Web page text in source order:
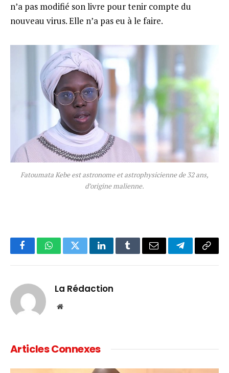
n’a pas modifié son livre pour tenir compte du
nouveau virus. Elle n’a pas eu à le faire.
Fatoumata Kebe est astronome et astrophysicienne de 32 ans,
d’origine malienne.
FacebookWhatsAppTwitterLinkedInTumblrEmail TelegramCopy
La Rédaction
Website
Articles Connexes